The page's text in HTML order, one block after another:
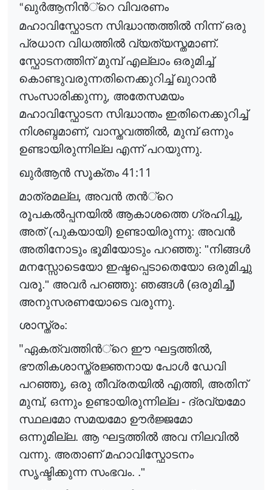
“ഖുർആനിൻ്റെ വിവരണം
മഹാവിസ്ഫോടന സിദ്ധാന്തത്തിൽനിന്ന് ഒരു
പ്രധാന വിധത്തിൽവ്യത്യസ്തമാണ്.
സ്ഫോടനത്തിന് മുമ്പ് എല്ലാം ഒരുമിച്ച്
കൊണ്ടുവരുന്നതിനെക്കുറിച്ച് ഖുറാൻ
സംസാരിക്കുന്നു, അതേസമയം
മഹാവിസ്ഫോടന സിദ്ധാന്തം ഇതിനെക്കുറിച്ച്
നിശബ്ദമാണ്, വാസ്തവത്തിൽ, മുമ്പ് ഒന്നും
ഉണ്ടായിരുന്നില്ല എന്ന് പറയുന്നു.
ഖുർആൻ സൂക്തം 41:11
മാത്രമല്ല, അവൻ തൻ്റെ
രൂപകൽപ്പനയിൽആകാശത്തെ ഗ്രഹിച്ചു,
അത് (പുകയായി) ഉണ്ടായിരുന്നു: അവൻ
അതിനോടും ഭൂമിയോടും പറഞ്ഞു: "നിങ്ങൾ
മനസ്സോടെയോ ഇഷ്ടപ്പെടാതെയോ ഒരുമിച്ചു
വരൂ." അവർപറഞ്ഞു: ഞങ്ങൾ (ഒരുമിച്ച്)
അനുസരണയോടെ വരുന്നു.
ശാസ്ത്രം:
"ഏകത്വത്തിൻ്റെ ഈ ഘട്ടത്തിൽ,
ഭൗതികശാസ്ത്രജ്ഞനായ പോൾ ഡേവി
പറഞ്ഞു, ഒരു തീവ്രതയിൽഎത്തി, അതിന്
മുമ്പ്, ഒന്നും ഉണ്ടായിരുന്നില്ല - ദ്രവ്യമോ
സ്ഥലമോ സമയമോ ഊർജ്ജമോ
ഒന്നുമില്ല. ആ ഘട്ടത്തിൽഅവ നിലവിൽ
വന്നു. അതാണ് മഹാവിസ്ഫോടനം
സൃഷ്ടിക്കുന്ന സംഭവം. ."